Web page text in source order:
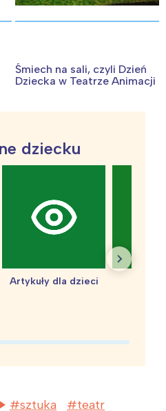
Śmiech na sali, czyli Dzień
Dziecka w Teatrze Animacji
dziecku
Artykuły dla dzieci
sztuka teatr